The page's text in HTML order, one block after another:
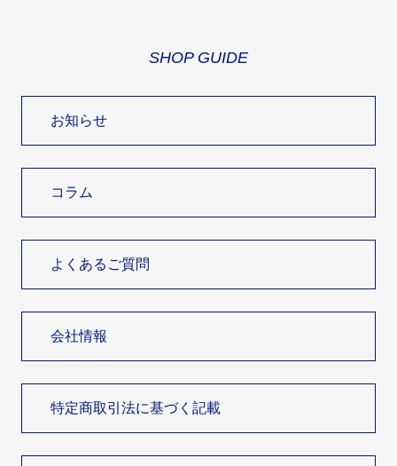
SHOP GUIDE
お知らせ
コラム
よくあるご質問
会社情報
特定商取引法に基づく記載